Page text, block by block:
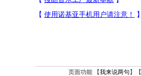
页面功能 【我来说两句 】【